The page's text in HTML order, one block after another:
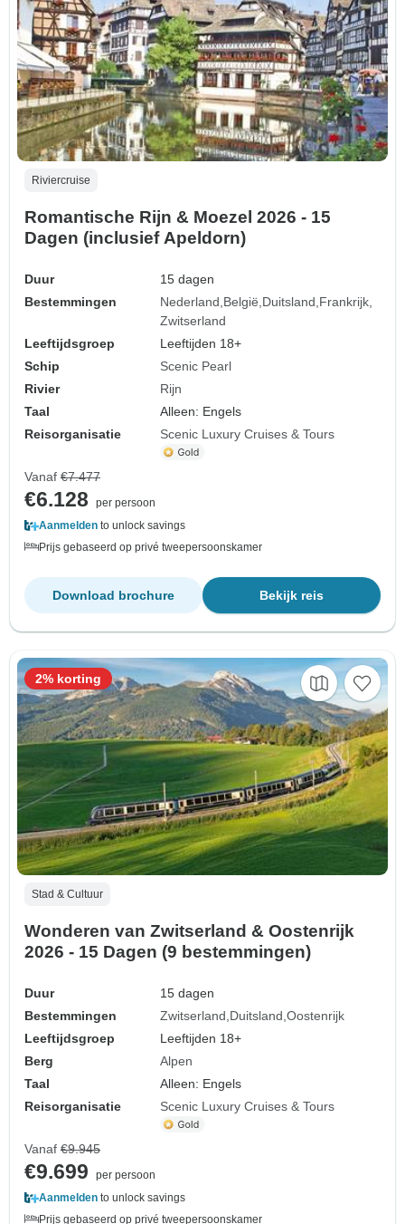
Riviercruise
Romantische Rijn & Moezel 2026 - 15
Dagen (inclusief Apeldorn)
Duur
15 dagen
Bestemmingen
Nederland België Duitsland Frankrijk
Zwitserland
Leeftijdsgroep
Leeftijden 18+
Schip
Scenic Pearl
Rivier
Rijn
Taal
Alleen: Engels
Reisorganisatie
Scenic Luxury Cruises & Tours
Vanaf €7.477
€6.128
per persoon
Aanmelden to unlock savings
Prijs gebaseerd op privé tweepersoonskamer
Bekijk reis
Download brochure
Stad & Cultuur
Wonderen van Zwitserland & Oostenrijk
2026 - 15 Dagen (9 bestemmingen)
Duur
15 dagen
Bestemmingen
Zwitserland Duitsland Oostenrijk
Leeftijdsgroep
Leeftijden 18+
Berg
Alpen
Taal
Alleen: Engels
Reisorganisatie
Scenic Luxury Cruises & Tours
2% korting
Vanaf €9.945
€9.699
per persoon
Aanmelden to unlock savings
Prijs gebaseerd op privé tweepersoonskamer